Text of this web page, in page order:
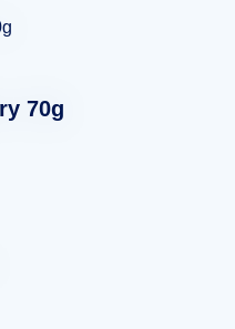
70g